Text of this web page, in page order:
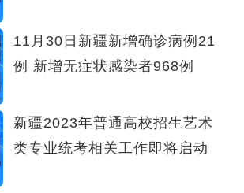
11月30日新疆新增确诊病例21
例 新增无症状感染者968例
新疆2023年普通高校招生艺术
类专业统考相关工作即将启动
新疆乌什县：石貂闯入农户家